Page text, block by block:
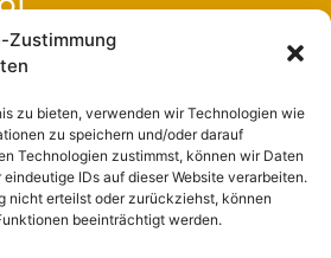
Zustimmung
zu bieten, verwenden wir Technologien wie
zu speichern und/oder darauf
Technologien zustimmst, können wir Daten
IDs auf dieser Website verarbeiten.
nicht erteilst oder zurückziehst, können
beeinträchtigt werden.